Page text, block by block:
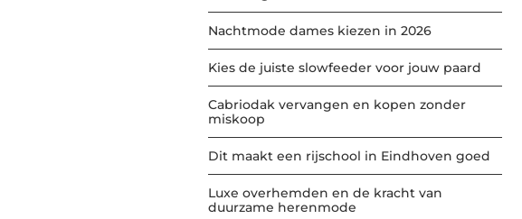
Nachtmode dames kiezen in 2026
Kies de juiste slowfeeder voor jouw paard
Cabriodak vervangen en kopen zonder
miskoop
Dit maakt een rijschool in Eindhoven goed
Luxe overhemden en de kracht van
duurzame herenmode